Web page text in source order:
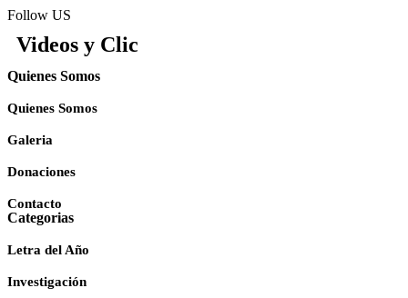
Follow US
Videos y Clic
Quienes Somos
Quienes Somos
Galeria
Donaciones
Contacto
Categorias
Letra del Año
Investigación